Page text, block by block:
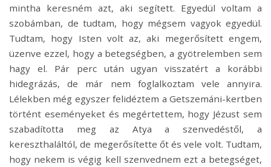
mintha keresném azt, aki segített. Egyedül voltam a
szobámban, de tudtam, hogy mégsem vagyok egyedül.
Tudtam, hogy Isten volt az, aki megerősített engem,
üzenve ezzel, hogy a betegségben, a gyötrelemben sem
hagy el. Pár perc után ugyan visszatért a korábbi
hidegrázás, de már nem foglalkoztam vele annyira.
Lélekben még egyszer felidéztem a Getszemáni-kertben
történt eseményeket és megértettem, hogy Jézust sem
szabadította meg az Atya a szenvedéstől, a
kereszthaláltól, de megerősítette őt és vele volt. Tudtam,
hogy nekem is végig kell szenvednem ezt a betegséget,